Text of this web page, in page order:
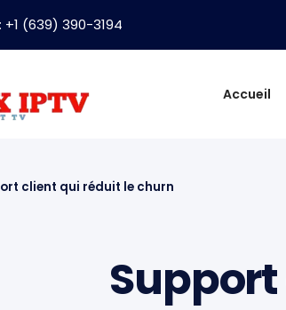
(639) 390-3194
Accueil
client qui réduit le churn